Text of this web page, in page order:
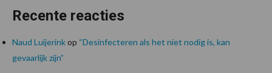
Recente reacties
Naud Luijerinkop “Desinfecteren als het niet nodig is, kan
gevaarlijk zijn”